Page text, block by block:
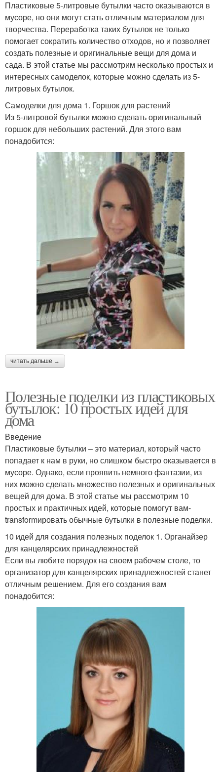
Пластиковые 5-литровые бутылки часто оказываются в
мусоре, но они могут стать отличным материалом для
творчества. Переработка таких бутылок не только
помогает сократить количество отходов, но и позволяет
создать полезные и оригинальные вещи для дома и
сада. В этой статье мы рассмотрим несколько простых и
интересных самоделок, которые можно сделать из 5-
литровых бутылок.
Самоделки для дома 1. Горшок для растений
Из 5-литровой бутылки можно сделать оригинальный
горшок для небольших растений. Для этого вам
понадобится:
читать дальше →
Полезные поделки из пластиковых
бутылок: 10 простых идей для
дома
Введение
Пластиковые бутылки – это материал, который часто
попадает к нам в руки, но слишком быстро оказывается в
мусоре. Однако, если проявить немного фантазии, из
них можно сделать множество полезных и оригинальных
вещей для дома. В этой статье мы рассмотрим 10
простых и практичных идей, которые помогут вам-
transformировать обычные бутылки в полезные поделки.
10 идей для создания полезных поделок 1. Органайзер
для канцелярских принадлежностей
Если вы любите порядок на своем рабочем столе, то
организатор для канцелярских принадлежностей станет
отличным решением. Для его создания вам
понадобится: